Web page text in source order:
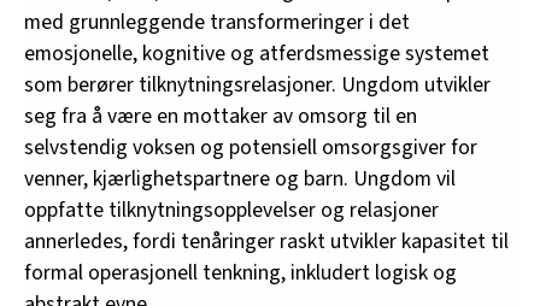
med grunnleggende transformeringer i det
emosjonelle, kognitive og atferdsmessige systemet
som berører tilknytningsrelasjoner. Ungdom utvikler
seg fra å være en mottaker av omsorg til en
selvstendig voksen og potensiell omsorgsgiver for
venner, kjærlighetspartnere og barn. Ungdom vil
oppfatte tilknytningsopplevelser og relasjoner
annerledes, fordi tenåringer raskt utvikler kapasitet til
formal operasjonell tenkning, inkludert logisk og